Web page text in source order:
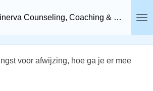
Minerva Counseling, Coaching & Relatietherapie, Psychosociaal Therapeut Breda
voor afwijzing, hoe ga je er mee